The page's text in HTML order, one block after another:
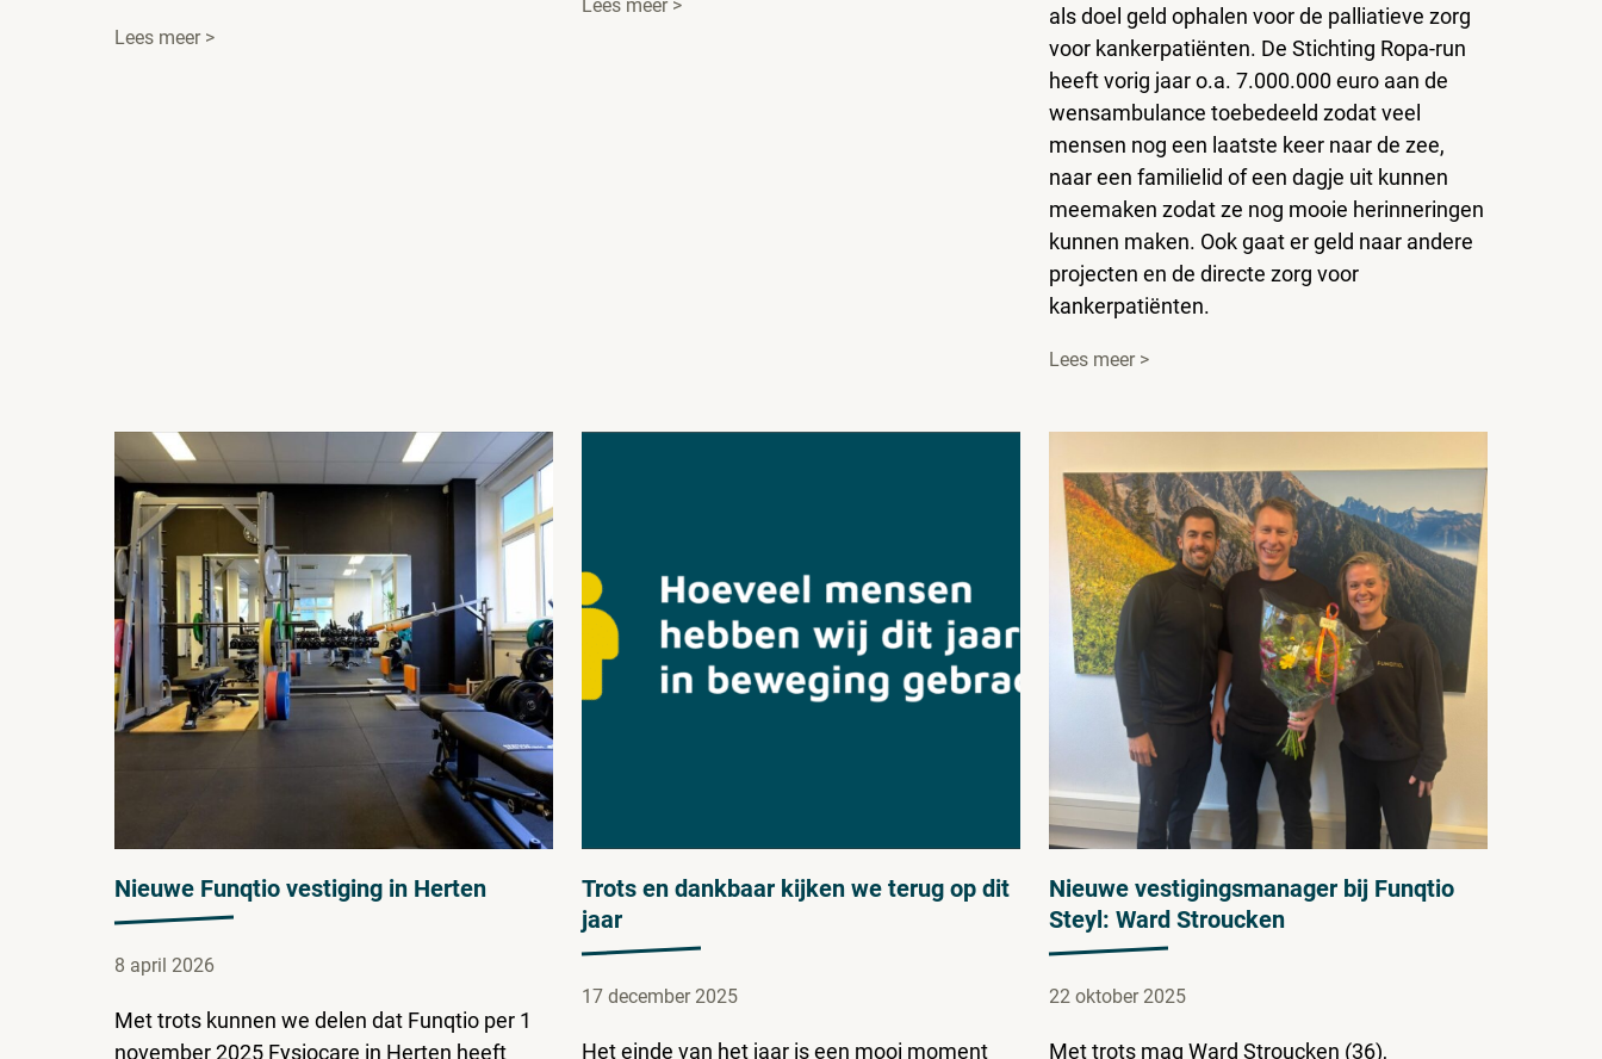
Lees meer >
Lees meer >
als doel geld ophalen voor de palliatieve zorg
voor kankerpatiënten. De Stichting Ropa-run
heeft vorig jaar o.a. 7.000.000 euro aan de
wensambulance toebedeeld zodat veel
mensen nog een laatste keer naar de zee,
naar een familielid of een dagje uit kunnen
meemaken zodat ze nog mooie herinneringen
kunnen maken. Ook gaat er geld naar andere
projecten en de directe zorg voor
kankerpatiënten.
Lees meer >
Nieuwe Funqtio vestiging in Herten
8 april 2026
Met trots kunnen we delen dat Funqtio per 1
november 2025 Fysiocare in Herten heeft
Trots en dankbaar kijken we terug op dit
jaar
17 december 2025
Het einde van het jaar is een mooi moment
Nieuwe vestigingsmanager bij Funqtio
Steyl: Ward Stroucken
22 oktober 2025
Met trots mag Ward Stroucken (36),